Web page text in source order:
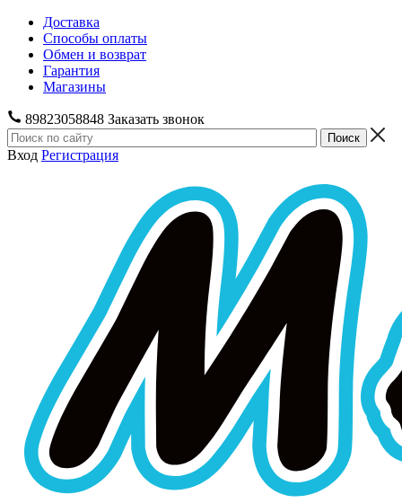
Доставка
Способы оплаты
Обмен и возврат
Гарантия
Магазины
89823058848 Заказать звонок
Вход Регистрация